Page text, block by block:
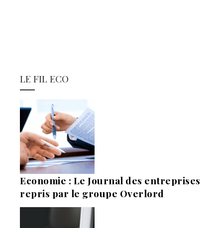
LE FIL ECO
Economie : Le Journal des entreprises
repris par le groupe Overlord